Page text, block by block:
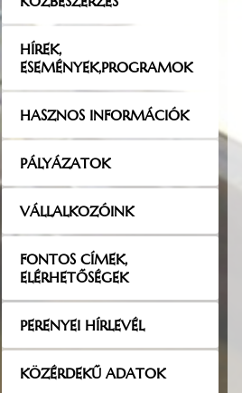
HÍREK,
ESEMÉNYEK,PROGRAMOK
HASZNOS INFORMÁCIÓK
PÁLYÁZATOK
VÁLLALKOZÓINK
FONTOS CÍMEK,
ELÉRHETŐSÉGEK
PERENYEI HÍRLEVÉL
KÖZÉRDEKŰ ADATOK